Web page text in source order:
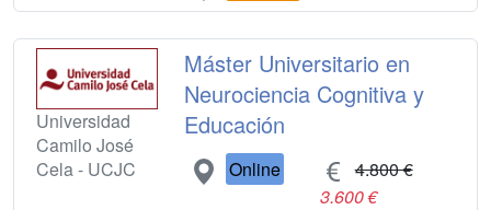
Universidad
Camilo José
Cela - UCJC
Máster Universitario en
Neurociencia Cognitiva y
Educación
Online
4.800 €
3.600 €